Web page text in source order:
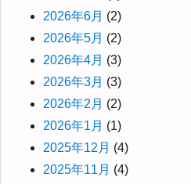
2026年6月 (2)
2026年5月 (2)
2026年4月 (3)
2026年3月 (3)
2026年2月 (2)
2026年1月 (1)
2025年12月 (4)
2025年11月 (4)